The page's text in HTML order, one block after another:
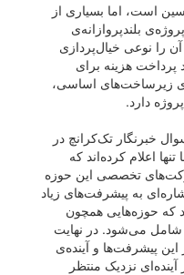
است، اما بسیاری از
بلندپروازانه‌ی
را نوعی خیال‌پردازی
پرداخت هزینه برای
زیرساخت‌های اساسی،
دارد.
خبرنگار تک‌کرانچ در
اعلام کرده‌اند که
تخصصی این حوزه
به پیشرفت‌های زیاد
که حوزه‌هایی همچون
شامل می‌شود. در نهایت
پیشرفت‌ها و آینده‌ی
نزدیک منتظر